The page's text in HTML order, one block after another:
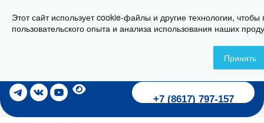
Этот сайт использует cookie-файлы и другие технологии,
пользовательского опыта и анализа использования наших
Принять
г. Новороссийск, ул. Пионерская, 23
Записаться на прием
+7 (8617) 797-157